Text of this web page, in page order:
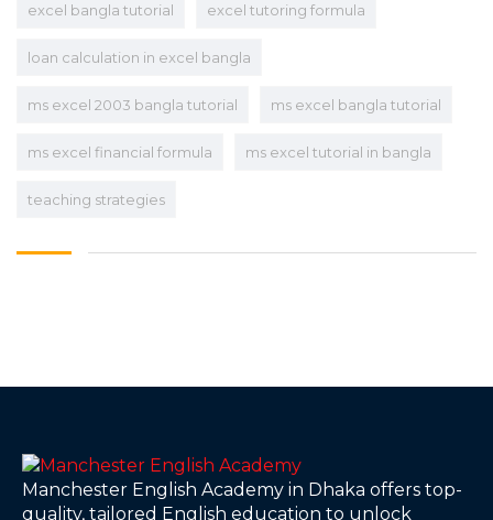
excel bangla tutorial excel tutoring formula
loan calculation in excel bangla
ms excel 2003 bangla tutorial ms excel bangla tutorial
ms excel financial formula ms excel tutorial in bangla
teaching strategies
Manchester English Academy in Dhaka offers top-
quality, tailored English education to unlock